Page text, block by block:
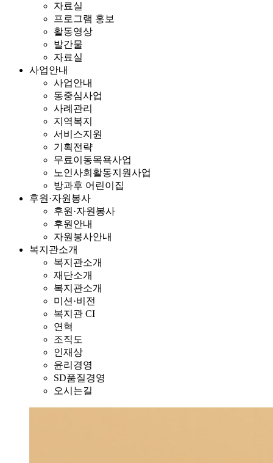
자료실
프로그램 홍보
활동영상
발간물
자료실
사업안내
사업안내
동중심사업
사례관리
지역복지
서비스지원
기획전략
무료이동목욕사업
노인사회활동지원사업
방과후 어린이집
후원·자원봉사
후원·자원봉사
후원안내
자원봉사안내
복지관소개
복지관소개
재단소개
복지관소개
미션·비전
복지관 CI
연혁
조직도
인재상
윤리경영
SD품질경영
오시는길